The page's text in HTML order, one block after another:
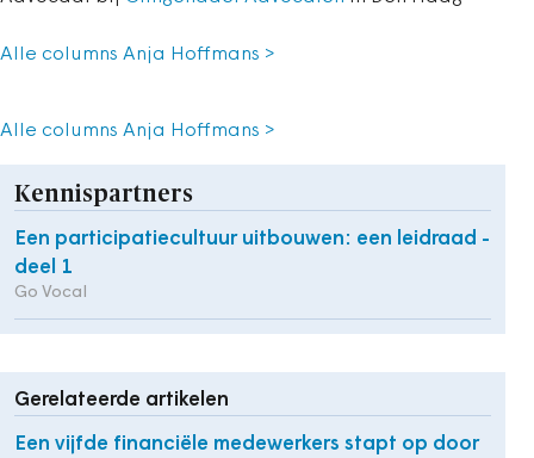
Alle columns Anja Hoffmans >
Alle columns Anja Hoffmans >
Kennispartners
Een participatiecultuur uitbouwen: een leidraad -
deel 1
Go Vocal
Gerelateerde artikelen
Een vijfde financiële medewerkers stapt op door